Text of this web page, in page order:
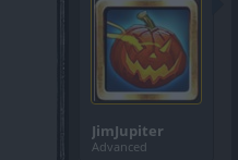
JimJupiter
Advanced